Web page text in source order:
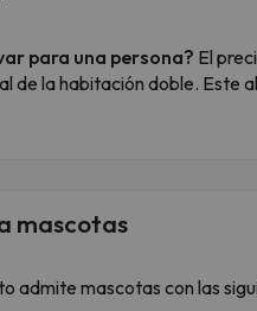
para una persona? El
de la habitación doble. Este
mascotas
admite mascotas con las